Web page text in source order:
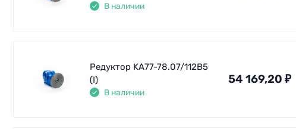
В наличии
Редуктор KA77-78.07/112В5
(I)
В наличии
54 169,20 ₽